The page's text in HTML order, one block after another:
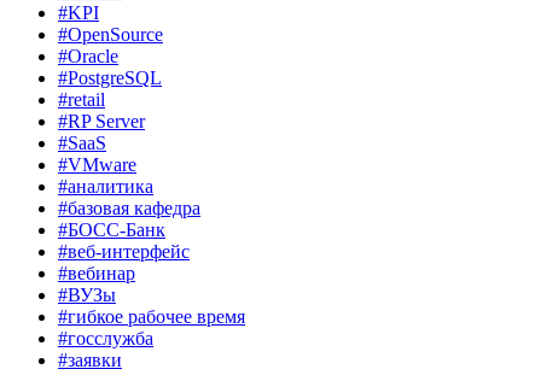
#KPI
#OpenSource
#Oracle
#PostgreSQL
#retail
#RP Server
#SaaS
#VMware
#аналитика
#базовая кафедра
#БОСС-Банк
#веб-интерфейс
#вебинар
#ВУЗы
#гибкое рабочее время
#госслужба
#заявки